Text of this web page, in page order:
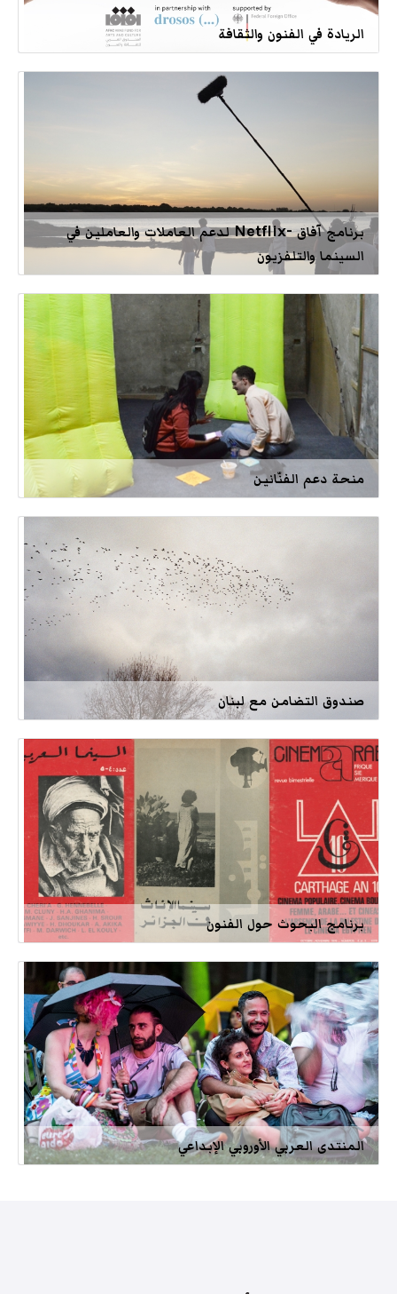
الريادة في الفنون والثقافة
برنامج آفاق -Netflix لدعم العاملات والعاملين في
السينما والتلفزيون
منحة دعم الفنّانين
صندوق التضامن مع لبنان
برنامج البحوث حول الفنون
المنتدى العربي الأوروبي الإبداعي